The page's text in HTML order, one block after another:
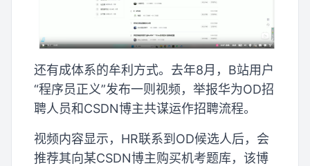
还有成体系的牟利方式。去年8月，B站用户
“程序员正义”发布一则视频，举报华为OD招
聘人员和CSDN博主共谋运作招聘流程。
视频内容显示，HR联系到OD候选人后，会
推荐其向某CSDN博主购买机考题库，该博